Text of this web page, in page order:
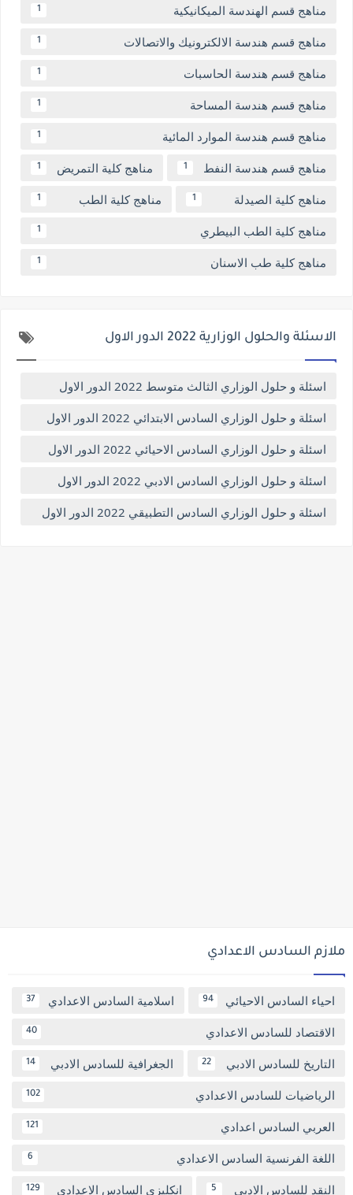
مناهج قسم الهندسة الميكانيكية 1
مناهج قسم هندسة الالكترونيك والاتصالات 1
مناهج قسم هندسة الحاسبات 1
مناهج قسم هندسة المساحة 1
مناهج قسم هندسة الموارد المائية 1
مناهج قسم هندسة النفط 1 مناهج كلية التمريض 1
مناهج كلية الصيدلة 1 مناهج كلية الطب 1
مناهج كلية الطب البيطري 1
مناهج كلية طب الاسنان 1
الاسئلة والحلول الوزارية 2022 الدور الاول
اسئلة و حلول الوزاري الثالث متوسط 2022 الدور الاول
اسئلة و حلول الوزاري السادس الابتدائي 2022 الدور الاول
اسئلة و حلول الوزاري السادس الاحيائي 2022 الدور الاول
اسئلة و حلول الوزاري السادس الادبي 2022 الدور الاول
اسئلة و حلول الوزاري السادس التطبيقي 2022 الدور الاول
ملازم السادس الاعدادي
احياء السادس الاحيائي 94 اسلامية السادس الاعدادي 37
الاقتصاد للسادس الاعدادي 40
التاريخ للسادس الادبي 22 الجغرافية للسادس الادبي 14
الرياضيات للسادس الاعدادي 102
العربي السادس اعدادي 121
اللغة الفرنسية السادس الاعدادي 6
النقد للسادس الادبي 5 انكليزي السادس الاعدادي 129